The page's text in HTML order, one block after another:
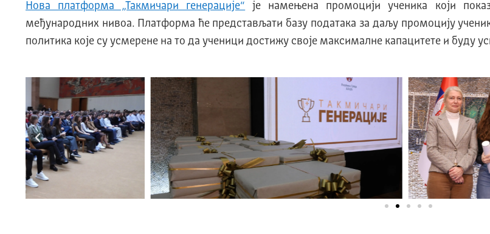
Нова платформа „Такмичари генерације“ је намењена промоцији ученика који
међународних нивоа. Платформа ће представљати базу података за даљу промоцију
политика које су усмерене на то да ученици достижу своје максималне капацитете и буду